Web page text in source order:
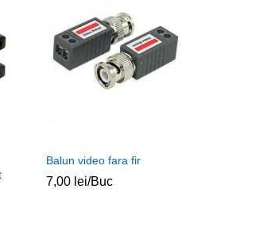
Balun video fara fir
7,00 lei/Buc
7,00 lei